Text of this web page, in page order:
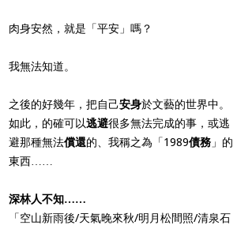
肉身安然，就是「平安」嗎？
我無法知道。
之後的好幾年，把自己安身於文藝的世界中。
如此，的確可以逃避很多無法完成的事，或逃
避那種無法償還的、我稱之為「1989債務 」的
東西……
深林人不知……
「空山新雨後/天氣晚來秋/明月松間照/清泉石